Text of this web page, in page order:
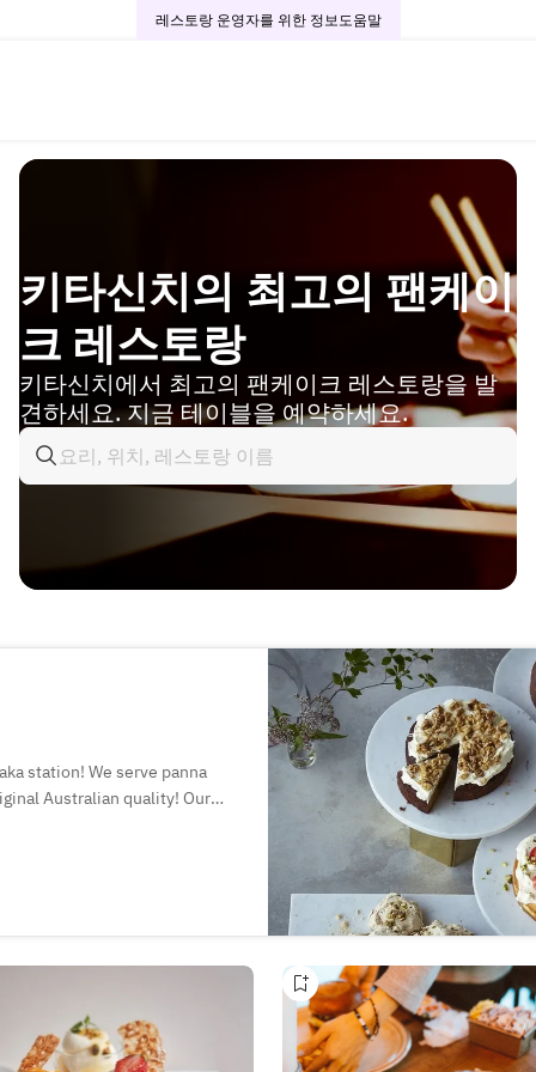
레스토랑 운영자를 위한 정보도움말
키타신치의 최고의 팬케이
크 레스토랑
키타신치에서 최고의 팬케이크 레스토랑을 발
견하세요. 지금 테이블을 예약하세요.
station! We serve panna
Australian quality! Our